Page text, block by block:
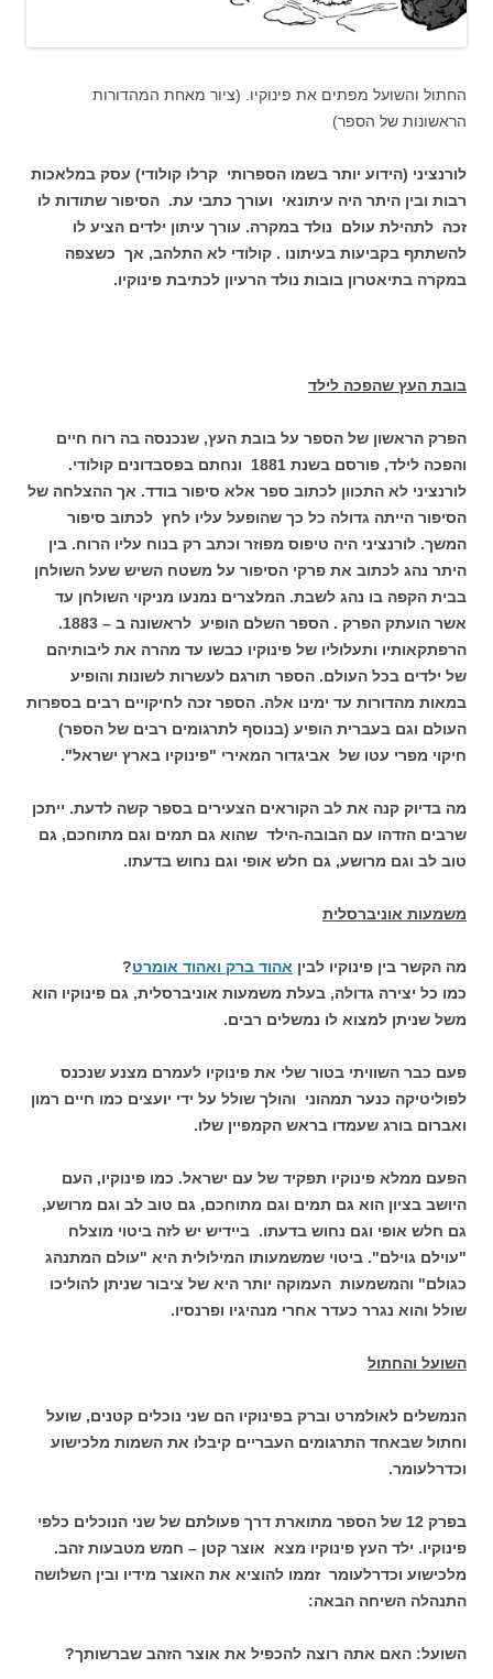
החתול והשועל מפתים את פינוקיו. (ציור מאחת המהדורות
הראשונות של הספר)
לורנציני (הידוע יותר בשמו הספרותי קרלו קולודי) עסק במלאכות
רבות ובין היתר היה עיתונאי ועורך כתבי עת. הסיפור שתודות לו
זכה לתהילת עולם נולד במקרה. עורך עיתון ילדים הציע לו
להשתתף בקביעות בעיתונו . קולודי לא התלהב, אך כשצפה
במקרה בתיאטרון בובות נולד הרעיון לכתיבת פינוקיו.
בובת העץ שהפכה לילד
הפרק הראשון של הספר על בובת העץ, שנכנסה בה רוח חיים
והפכה לילד, פורסם בשנת 1881 ונחתם בפסבדונים קולודי.
לורנציני לא התכוון לכתוב ספר אלא סיפור בודד. אך ההצלחה של
הסיפור הייתה גדולה כל כך שהופעל עליו לחץ לכתוב סיפור
המשך. לורנציני היה טיפוס מפוזר וכתב רק בנוח עליו הרוח. בין
היתר נהג לכתוב את פרקי הסיפור על משטח השיש שעל השולחן
בבית הקפה בו נהג לשבת. המלצרים נמנעו מניקוי השולחן עד
אשר הועתק הפרק . הספר השלם הופיע לראשונה ב – 1883.
הרפתקאותיו ותעלוליו של פינוקיו כבשו עד מהרה את ליבותיהם
של ילדים בכל העולם. הספר תורגם לעשרות לשונות והופיע
במאות מהדורות עד ימינו אלה. הספר זכה לחיקויים רבים בספרות
העולם וגם בעברית הופיע (בנוסף לתרגומים רבים של הספר)
חיקוי מפרי עטו של אביגדור המאירי "פינוקיו בארץ ישראל".
מה בדיוק קנה את לב הקוראים הצעירים בספר קשה לדעת. ייתכן
שרבים הזדהו עם הבובה-הילד שהוא גם תמים וגם מתוחכם, גם
טוב לב וגם מרושע, גם חלש אופי וגם נחוש בדעתו.
משמעות אוניברסלית
מה הקשר בין פינוקיו לבין אהוד ברק ואהוד אומרט?
כמו כל יצירה גדולה, בעלת משמעות אוניברסלית, גם פינוקיו הוא
משל שניתן למצוא לו נמשלים רבים.
פעם כבר השוויתי בטור שלי את פינוקיו לעמרם מצנע שנכנס
לפוליטיקה כנער תמהוני והולך שולל על ידי יועצים כמו חיים רמון
ואברום בורג שעמדו בראש הקמפיין שלו.
הפעם ממלא פינוקיו תפקיד של עם ישראל. כמו פינוקיו, העם
היושב בציון הוא גם תמים וגם מתוחכם, גם טוב לב וגם מרושע,
גם חלש אופי וגם נחוש בדעתו. ביידיש יש לזה ביטוי מוצלח
"עוילם גוילם". ביטוי שמשמעותו המילולית היא "עולם המתנהג
כגולם" והמשמעות העמוקה יותר היא של ציבור שניתן להוליכו
שולל והוא נגרר כעדר אחרי מנהיגיו ופרנסיו.
השועל והחתול
הנמשלים לאולמרט וברק בפינוקיו הם שני נוכלים קטנים, שועל
וחתול שבאחד התרגומים העבריים קיבלו את השמות מלכישוע
וכדרלעומר.
בפרק 12 של הספר מתוארת דרך פעולתם של שני הנוכלים כלפי
פינוקיו. ילד העץ פינוקיו מצא אוצר קטן – חמש מטבעות זהב.
מלכישוע וכדרלעומר זממו להוציא את האוצר מידיו ובין השלושה
התנהלה השיחה הבאה:
השועל: האם אתה רוצה להכפיל את אוצר הזהב שברשותך?